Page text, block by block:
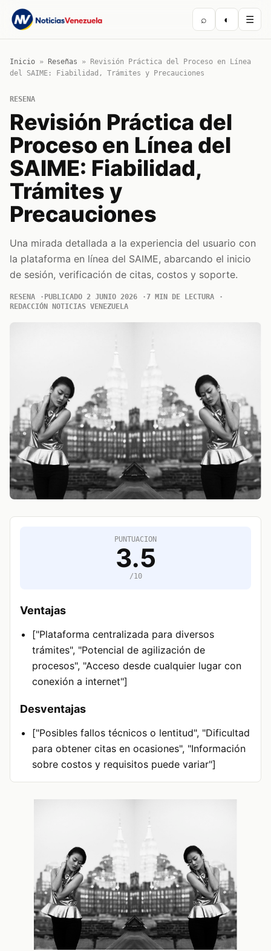
⌕ ◐ ☰
Inicio » Reseñas »
Revisión Práctica del Proceso en Línea
del SAIME: Fiabilidad, Trámites y Precauciones
RESENA
Revisión Práctica del
Proceso en Línea del
SAIME: Fiabilidad,
Trámites y
Precauciones
Una mirada detallada a la experiencia del usuario con
la plataforma en línea del SAIME, abarcando el inicio
de sesión, verificación de citas, costos y soporte.
RESENA PUBLICADO 2 JUNIO 2026
7 MIN DE LECTURA
REDACCIÓN NOTICIAS VENEZUELA
PUNTUACION
3.5
/10
Ventajas
["Plataforma centralizada para diversos
trámites", "Potencial de agilización de
procesos", "Acceso desde cualquier lugar con
conexión a internet"]
Desventajas
["Posibles fallos técnicos o lentitud", "Dificultad
para obtener citas en ocasiones", "Información
sobre costos y requisitos puede variar"]